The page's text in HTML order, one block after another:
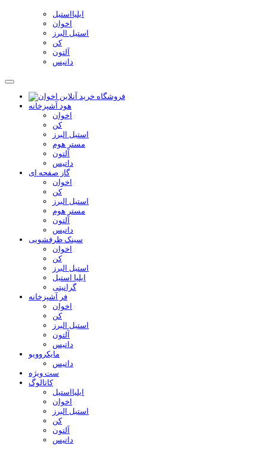
ایلیااستیل
اخوان
استیل البرز
کن
آلتون
داتیس
هود آشپزخانه
اخوان
کن
استیل البرز
مستر هوم
آلتون
داتیس
گاز صفحه ای
اخوان
کن
استیل البرز
مستر هوم
آلتون
داتیس
سینک ظرفشویی
اخوان
کن
استیل البرز
ایلیا استیل
گرانیتی
فر آشپزخانه
اخوان
کن
استیل البرز
آلتون
داتیس
مایکروویو
داتیس
ست ویژه
کاتالوگ
ایلیااستیل
اخوان
استیل البرز
کن
آلتون
داتیس